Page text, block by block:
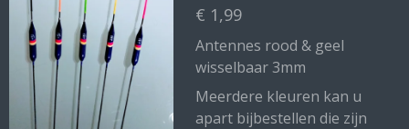
€ 1,99
Antennes rood & geel
wisselbaar 3mm
Meerdere kleuren kan u
apart bijbestellen die zijn